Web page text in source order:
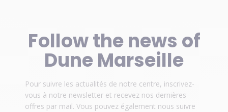
Follow the news of
Dune Marseille
Pour suivre les actualités de notre centre, inscrivez-
vous à notre newsletter et recevez nos dernières
offres par mail. Vous pouvez également nous suivre